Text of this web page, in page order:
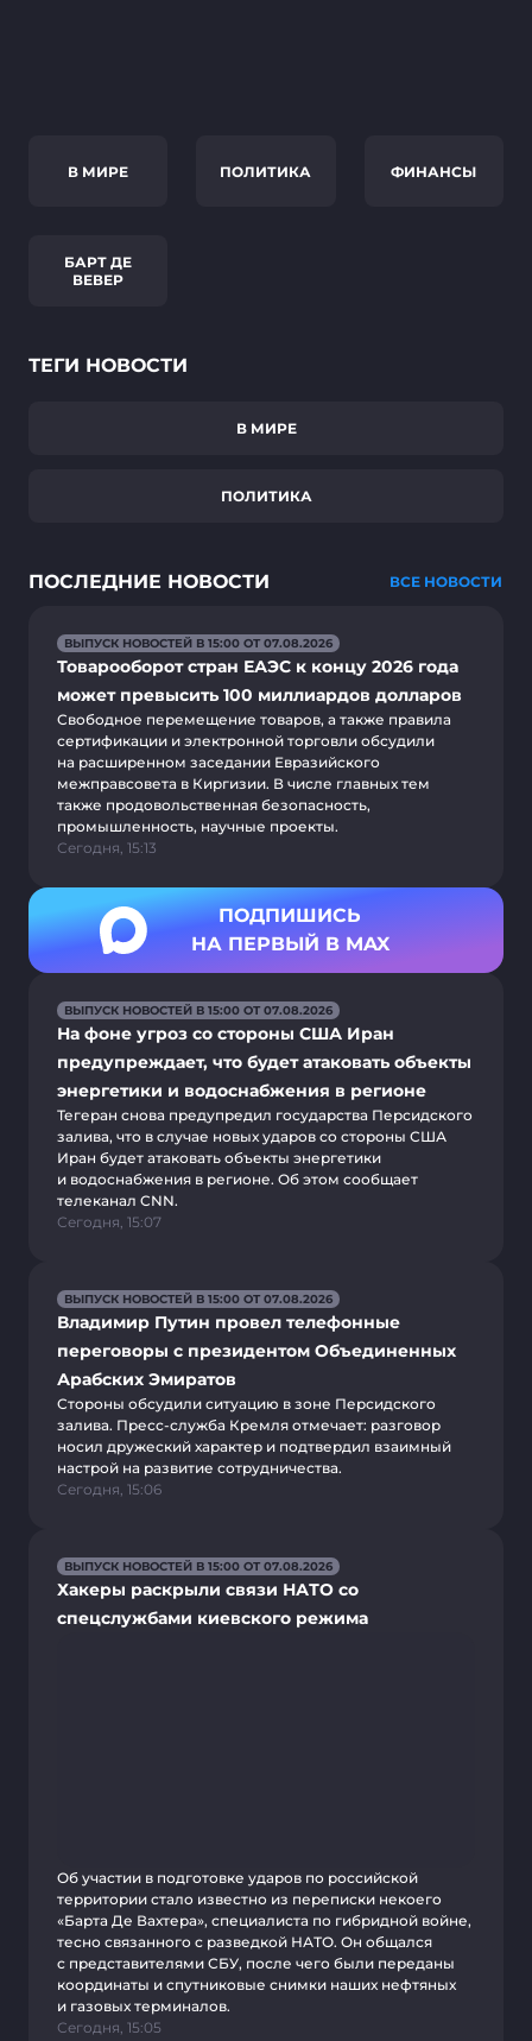
В МИРЕ ПОЛИТИКА ФИНАНСЫ
БАРТ ДЕ
ВЕВЕР
ТЕГИ НОВОСТИ
В МИРЕ
ПОЛИТИКА
ПОСЛЕДНИЕ НОВОСТИ ВСЕ НОВОСТИ
ВЫПУСК НОВОСТЕЙ В 15:00 ОТ 07.08.2026
Товарооборот стран ЕАЭС к концу 2026 года
может превысить 100 миллиардов долларов
Свободное перемещение товаров, а также правила
сертификации и электронной торговли обсудили
на расширенном заседании Евразийского
межправсовета в Киргизии. В числе главных тем
также продовольственная безопасность,
промышленность, научные проекты.
Сегодня, 15:13
ПОДПИШИСЬ
НА ПЕРВЫЙ В MAX
ВЫПУСК НОВОСТЕЙ В 15:00 ОТ 07.08.2026
На фоне угроз со стороны США Иран
предупреждает, что будет атаковать объекты
энергетики и водоснабжения в регионе
Тегеран снова предупредил государства Персидского
залива, что в случае новых ударов со стороны США
Иран будет атаковать объекты энергетики
и водоснабжения в регионе. Об этом сообщает
телеканал CNN.
Сегодня, 15:07
ВЫПУСК НОВОСТЕЙ В 15:00 ОТ 07.08.2026
Владимир Путин провел телефонные
переговоры с президентом Объединенных
Арабских Эмиратов
Стороны обсудили ситуацию в зоне Персидского
залива. Пресс-служба Кремля отмечает: разговор
носил дружеский характер и подтвердил взаимный
настрой на развитие сотрудничества.
Сегодня, 15:06
ВЫПУСК НОВОСТЕЙ В 15:00 ОТ 07.08.2026
Хакеры раскрыли связи НАТО со
спецслужбами киевского режима
Об участии в подготовке ударов по российской
территории стало известно из переписки некоего
«Барта Де Вахтера», специалиста по гибридной войне,
тесно связанного с разведкой НАТО. Он общался
с представителями СБУ, после чего были переданы
координаты и спутниковые снимки наших нефтяных
и газовых терминалов.
Сегодня, 15:05